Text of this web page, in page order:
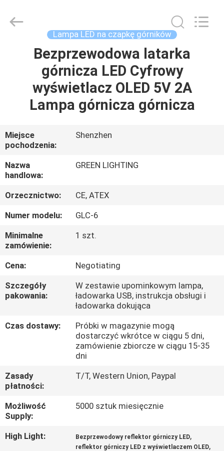
PRODUKTY
NAS
WYCIECZKA
PO
FABRYCE
KONTROLA
JAKOŚCI
SKONTAKTUJ
SIĘ
NAMI
O
WYCENĘ
SITEMAP
Rights
Lampa LED na czapkę górników
Bezprzewodowa latarka
górnicza LED Cyfrowy
wyświetlacz OLED 5V 2A
Lampa górnicza górnicza
Miejsce
pochodzenia:
Shenzhen
Nazwa
handlowa:
GREEN LIGHTING
Orzecznictwo:
CE, ATEX
Numer modelu:
GLC-6
Minimalne
zamówienie:
1 szt.
Cena:
Negotiating
Szczegóły
pakowania:
W zestawie upominkowym lampa,
ładowarka USB, instrukcja obsługi i
ładowarka dokująca
Czas dostawy:
Próbki w magazynie mogą
dostarczyć wkrótce w ciągu 5 dni,
zamówienie zbiorcze w ciągu 15-35
dni
Zasady
płatności:
T/T, Western Union, Paypal
Możliwość
Supply:
5000 sztuk miesięcznie
High Light: Bezprzewodowy reflektor górniczy LED,
reflektor górniczy LED z wyświetlaczem OLED,